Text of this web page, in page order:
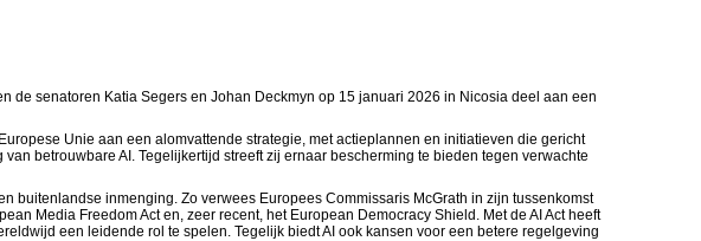
de senatoren Katia Segers en Johan Deckmyn op 15 januari 2026 in Nicosia deel aan een
Unie aan een alomvattende strategie, met actieplannen en initiatieven die gericht
betrouwbare AI. Tegelijkertijd streeft zij ernaar bescherming te bieden tegen verwachte
buitenlandse inmenging. Zo verwees Europees Commissaris McGrath in zijn tussenkomst
Media Freedom Act en, zeer recent, het European Democracy Shield. Met de AI Act heeft
een leidende rol te spelen. Tegelijk biedt AI ook kansen voor een betere regelgeving